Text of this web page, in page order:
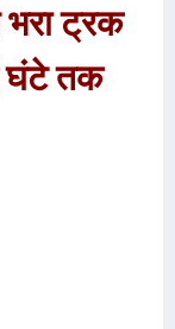
ट्रक
घंटे तक